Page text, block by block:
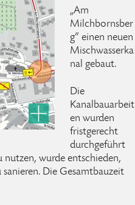
„Am
Milchbornsber
g“ einen neuen
Mischwasserka
nal gebaut.
Die
Kanalbauarbeit
en wurden
fristgerecht
durchgeführt
nutzen, wurde entschieden,
Die Gesamtbauzeit